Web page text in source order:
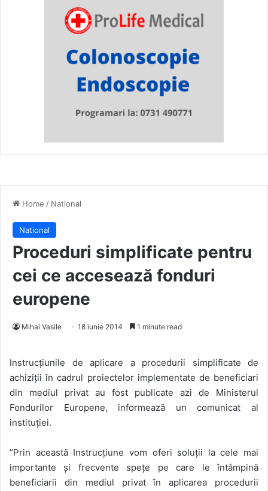
Home / National
National
Proceduri simplificate pentru
cei ce accesează fonduri
europene
Mihai Vasile 18 iunie 2014 1 minute read
Instrucțiunile de aplicare a procedurii simplificate de
achiziții în cadrul proiectelor implementate de beneficiari
din mediul privat au fost publicate azi de Ministerul
Fondurilor Europene, informează un comunicat al
instituției.
”Prin această Instrucțiune vom oferi soluții la cele mai
importante și frecvente spețe pe care le întâmpină
beneficiarii din mediul privat în aplicarea procedurii